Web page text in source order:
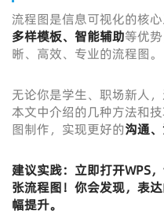
流程图是信息可视化的核
多样模板、智能辅助等优
晰、高效、专业的流程图。
无论你是学生、职场新人
本文中介绍的几种方法和
图制作，实现更好的沟通
建议实践：立即打开WPS
张流程图！你会发现，表
幅提升。